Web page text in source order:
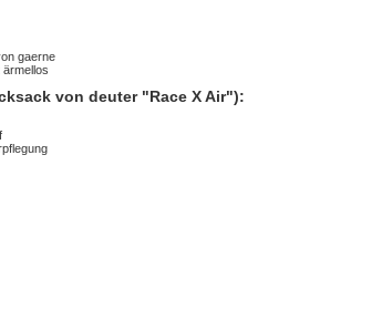
gaerne
von deuter "Race X Air"):